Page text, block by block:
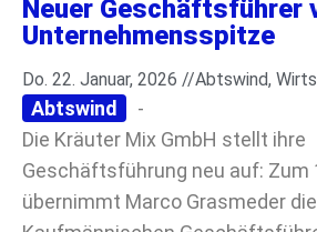
Neuer Geschäftsführer
Unternehmensspitze
Do. 22. Januar, 2026 //Abtswind,
Abtswind
-
Die Kräuter Mix GmbH stellt ihre
Geschäftsführung neu auf: Zum
übernimmt Marco Grasmeder